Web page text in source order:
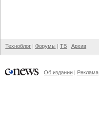
Техноблог | Форумы | ТВ | Архив
Об издании | Реклама